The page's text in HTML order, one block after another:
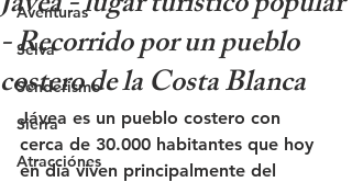
Aventuras
Selva
Senderismo
Sierra
Atracciónes
- Recorrido por un pueblo
costero de la Costa Blanca
Jávea es un pueblo costero con
cerca de 30.000 habitantes que hoy
en día viven principalmente del